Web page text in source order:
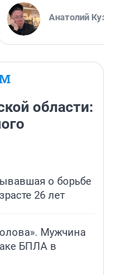
Анатолий
области:
о борьбе
26 лет
Мужчина
БПЛА в